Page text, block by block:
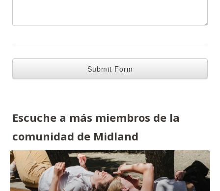
Escuche a más miembros de la
comunidad de Midland